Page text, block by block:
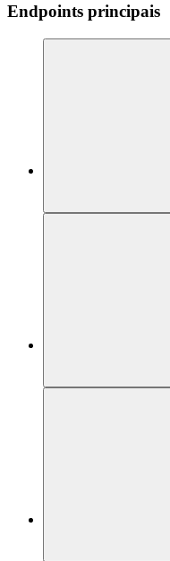
Endpoints principais